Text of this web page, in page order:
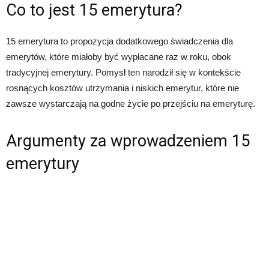
Co to jest 15 emerytura?
15 emerytura to propozycja dodatkowego świadczenia dla
emerytów, które miałoby być wypłacane raz w roku, obok
tradycyjnej emerytury. Pomysł ten narodził się w kontekście
rosnących kosztów utrzymania i niskich emerytur, które nie
zawsze wystarczają na godne życie po przejściu na emeryturę.
Argumenty za wprowadzeniem 15
emerytury